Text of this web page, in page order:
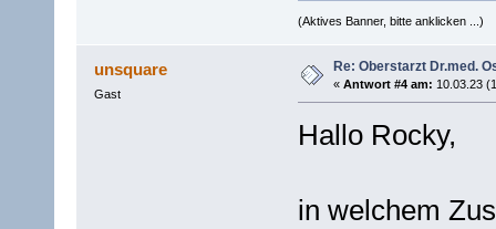
(Aktives Banner, bitte anklicken ...)
unsquare
Gast
Re: Oberstarzt Dr.med.
« Antwort #4 am: 10.03.23
Hallo Rocky,
in welchem